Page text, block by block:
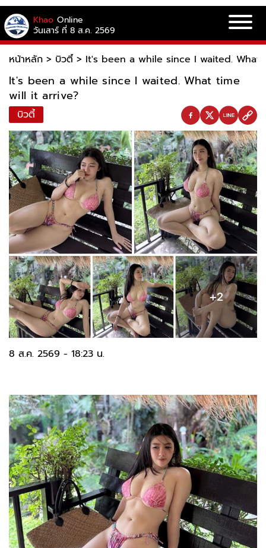
Khao Online
วันเสาร์ ที่ 8 ส.ค. 2569
หน้าหลัก > บิวตี้ > It's been a while since I waited. What
It's been a while since I waited. What time
will it arrive?
บิวตี้
8 ส.ค. 2569 - 18:23 น.